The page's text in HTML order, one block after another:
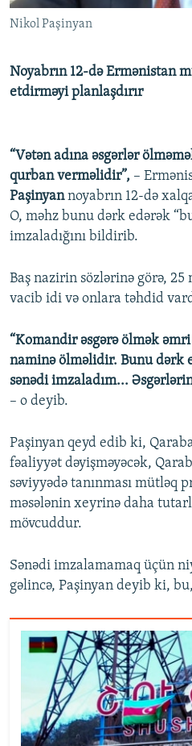
AZADLIQRADIOSU MOBIL
XƏBƏR BÜLLETENLƏRIMIZ
RFE/RL-in bütün saytları
Nikol Paşinyan
Noyabrın 12-də Ermənistan
etdirməyi planlaşdırır
“Vətən adına əsgərlər
qurban verməlidir”, –
Paşinyannoyabrın 12-də
O, məhz bunu dərk edərək
imzaladığını bildirib.
Baş nazirin sözlərinə görə, 25
vacib idi və onlara təhdid
“Komandir əsgərə ölmək
naminə ölməlidir. Bunu dərk
sənədi imzaladım...
– o deyib.
Paşinyan qeyd edib ki,
fəaliyyət dəyişməyəcək,
səviyyədə tanınması mütləq
məsələnin xeyrinə daha
mövcuddur.
Sənədi imzalamamaq üçün
gəlincə, Paşinyan deyib ki,